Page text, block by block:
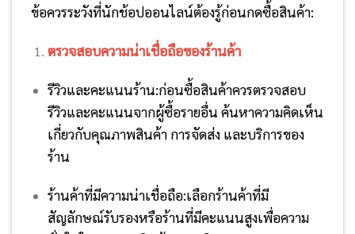
ข้อควรระวังที่นักช้อปออนไลน์ต้องรู้ก่อนกดซื้อสินค้า:
ตรวจสอบความน่าเชื่อถือของร้านค้า
รีวิวและคะแนนร้าน:ก่อนซื้อสินค้าควรตรวจสอบ
รีวิวและคะแนนจากผู้ซื้อรายอื่น ค้นหาความคิดเห็น
เกี่ยวกับคุณภาพสินค้า การจัดส่ง และบริการของ
ร้าน
ร้านค้าที่มีความน่าเชื่อถือ:เลือกร้านค้าที่มี
สัญลักษณ์รับรองหรือร้านที่มีคะแนนสูงเพื่อความ